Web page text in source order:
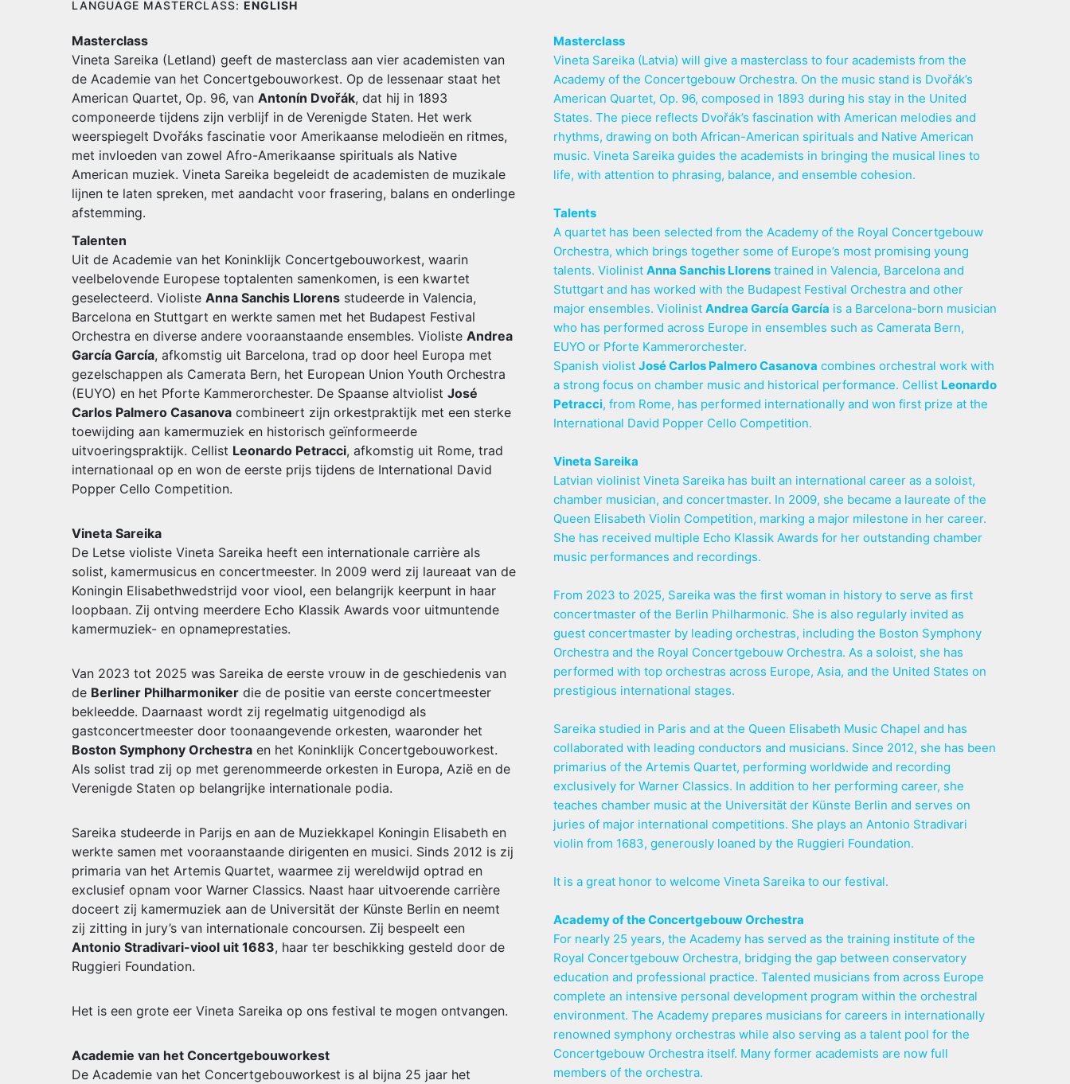
LANGUAGE MASTERCLASS: ENGLISH
Masterclass
Vineta Sareika (Letland) geeft de masterclass aan vier academisten van
de Academie van het Concertgebouworkest. Op de lessenaar staat het
American Quartet, Op. 96, van Antonín Dvořák, dat hij in 1893
componeerde tijdens zijn verblijf in de Verenigde Staten. Het werk
weerspiegelt Dvořáks fascinatie voor Amerikaanse melodieën en ritmes,
met invloeden van zowel Afro-Amerikaanse spirituals als Native
American muziek. Vineta Sareika begeleidt de academisten de muzikale
lijnen te laten spreken, met aandacht voor frasering, balans en onderlinge
afstemming.
Talenten
Uit de Academie van het Koninklijk Concertgebouworkest, waarin
veelbelovende Europese toptalenten samenkomen, is een kwartet
geselecteerd. Violiste Anna Sanchis Llorens studeerde in Valencia,
Barcelona en Stuttgart en werkte samen met het Budapest Festival
Orchestra en diverse andere vooraanstaande ensembles. Violiste Andrea
García García, afkomstig uit Barcelona, trad op door heel Europa met
gezelschappen als Camerata Bern, het European Union Youth Orchestra
(EUYO) en het Pforte Kammerorchester. De Spaanse altviolist José
Carlos Palmero Casanova combineert zijn orkestpraktijk met een sterke
toewijding aan kamermuziek en historisch geïnformeerde
uitvoeringspraktijk. Cellist Leonardo Petracci, afkomstig uit Rome, trad
internationaal op en won de eerste prijs tijdens de International David
Popper Cello Competition.
Vineta Sareika
De Letse violiste Vineta Sareika heeft een internationale carrière als
solist, kamermusicus en concertmeester. In 2009 werd zij laureaat van de
Koningin Elisabethwedstrijd voor viool, een belangrijk keerpunt in haar
loopbaan. Zij ontving meerdere Echo Klassik Awards voor uitmuntende
kamermuziek- en opnameprestaties.
Van 2023 tot 2025 was Sareika de eerste vrouw in de geschiedenis van
de Berliner Philharmoniker die de positie van eerste concertmeester
bekleedde. Daarnaast wordt zij regelmatig uitgenodigd als
gastconcertmeester door toonaangevende orkesten, waaronder het
Boston Symphony Orchestra en het Koninklijk Concertgebouworkest.
Als solist trad zij op met gerenommeerde orkesten in Europa, Azië en de
Verenigde Staten op belangrijke internationale podia.
Sareika studeerde in Parijs en aan de Muziekkapel Koningin Elisabeth en
werkte samen met vooraanstaande dirigenten en musici. Sinds 2012 is zij
primaria van het Artemis Quartet, waarmee zij wereldwijd optrad en
exclusief opnam voor Warner Classics. Naast haar uitvoerende carrière
doceert zij kamermuziek aan de Universität der Künste Berlin en neemt
zij zitting in jury’s van internationale concoursen. Zij bespeelt een
Antonio Stradivari-viool uit 1683, haar ter beschikking gesteld door de
Ruggieri Foundation.
Het is een grote eer Vineta Sareika op ons festival te mogen ontvangen.
Academie van het Concertgebouworkest
De Academie van het Concertgebouworkest is al bijna 25 jaar het
Masterclass
Vineta Sareika (Latvia) will give a masterclass to four academists from the
Academy of the Concertgebouw Orchestra. On the music stand is Dvořák’s
American Quartet, Op. 96, composed in 1893 during his stay in the United
States. The piece reflects Dvořák’s fascination with American melodies and
rhythms, drawing on both African-American spirituals and Native American
music. Vineta Sareika guides the academists in bringing the musical lines to
life, with attention to phrasing, balance, and ensemble cohesion.
Talents
A quartet has been selected from the Academy of the Royal Concertgebouw
Orchestra, which brings together some of Europe’s most promising young
talents. ViolinistAnna Sanchis Llorens trained in Valencia, Barcelona and
Stuttgart and has worked with the Budapest Festival Orchestra and other
major ensembles. ViolinistAndrea García García is a Barcelona-born musician
who has performed across Europe in ensembles such as Camerata Bern,
EUYO or Pforte Kammerorchester.
Spanish violistJosé Carlos Palmero Casanova combines orchestral work with
a strong focus on chamber music and historical performance. Cellist Leonardo
Petracci, from Rome, has performed internationally and won first prize at the
International David Popper Cello Competition.
Vineta Sareika
Latvian violinist Vineta Sareika has built an international career as a soloist,
chamber musician, and concertmaster. In 2009, she became a laureate of the
Queen Elisabeth Violin Competition, marking a major milestone in her career.
She has received multiple Echo Klassik Awards for her outstanding chamber
music performances and recordings.
From 2023 to 2025, Sareika was the first woman in history to serve as first
concertmaster of the Berlin Philharmonic. She is also regularly invited as
guest concertmaster by leading orchestras, including the Boston Symphony
Orchestra and the Royal Concertgebouw Orchestra. As a soloist, she has
performed with top orchestras across Europe, Asia, and the United States on
prestigious international stages.
Sareika studied in Paris and at the Queen Elisabeth Music Chapel and has
collaborated with leading conductors and musicians. Since 2012, she has been
primarius of the Artemis Quartet, performing worldwide and recording
exclusively for Warner Classics. In addition to her performing career, she
teaches chamber music at the Universität der Künste Berlin and serves on
juries of major international competitions. She plays an Antonio Stradivari
violin from 1683, generously loaned by the Ruggieri Foundation.
It is a great honor to welcome Vineta Sareika to our festival.
Academy of the Concertgebouw Orchestra
For nearly 25 years, the Academy has served as the training institute of the
Royal Concertgebouw Orchestra, bridging the gap between conservatory
education and professional practice. Talented musicians from across Europe
complete an intensive personal development program within the orchestral
environment. The Academy prepares musicians for careers in internationally
renowned symphony orchestras while also serving as a talent pool for the
Concertgebouw Orchestra itself. Many former academists are now full
members of the orchestra.